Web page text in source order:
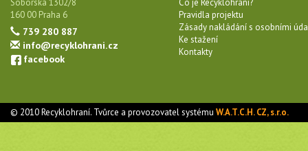
Soborská 1302/8
160 00 Praha 6
739 280 887
info@recyklohrani.cz
facebook
Co je Recyklohraní?
Pravidla projektu
Zásady nakládání s osobními
Ke stažení
Kontakty
© 2010 Recyklohraní. Tvůrce a provozovatel systémuW.A.T.C.H. CZ, s.r.o.